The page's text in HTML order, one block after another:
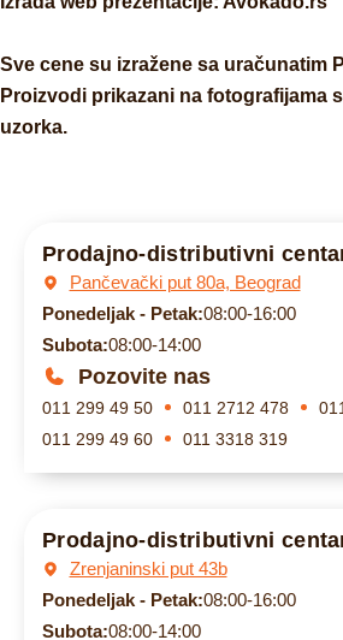
Sve cene su izražene sa uračunatim
Proizvodi prikazani na fotografijama
uzorka.
Prodajno-distributivni
Pančevački put 80a, Beograd
Ponedeljak - Petak:08:00-16:00
Subota:08:00-14:00
Pozovite nas
011 299 49 50 011 2712 478
011 299 49 60
011 3318 319
Prodajno-distributivni
Zrenjaninski put 43b
Ponedeljak - Petak:08:00-16:00
Subota:08:00-14:00